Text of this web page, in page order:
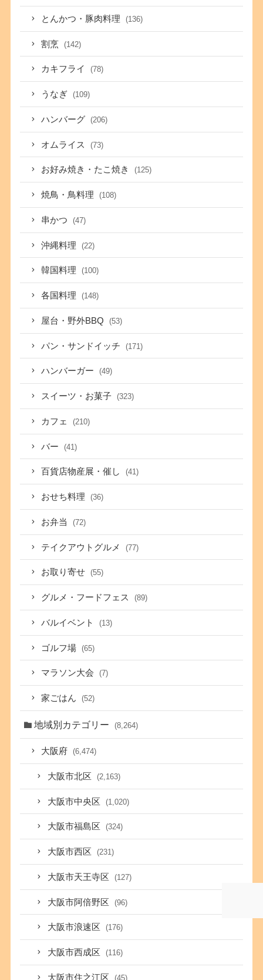
とんかつ・豚肉料理 (136)
割烹 (142)
カキフライ (78)
うなぎ (109)
ハンバーグ (206)
オムライス (73)
お好み焼き・たこ焼き (125)
焼鳥・鳥料理 (108)
串かつ (47)
沖縄料理 (22)
韓国料理 (100)
各国料理 (148)
屋台・野外BBQ (53)
パン・サンドイッチ (171)
ハンバーガー (49)
スイーツ・お菓子 (323)
カフェ (210)
バー (41)
百貨店物産展・催し (41)
おせち料理 (36)
お弁当 (72)
テイクアウトグルメ (77)
お取り寄せ (55)
グルメ・フードフェス (89)
バルイベント (13)
ゴルフ場 (65)
マラソン大会 (7)
家ごはん (52)
地域別カテゴリー (8,264)
大阪府 (6,474)
大阪市北区 (2,163)
大阪市中央区 (1,020)
大阪市福島区 (324)
大阪市西区 (231)
大阪市天王寺区 (127)
大阪市阿倍野区 (96)
大阪市浪速区 (176)
大阪市西成区 (116)
大阪市住之江区 (45)